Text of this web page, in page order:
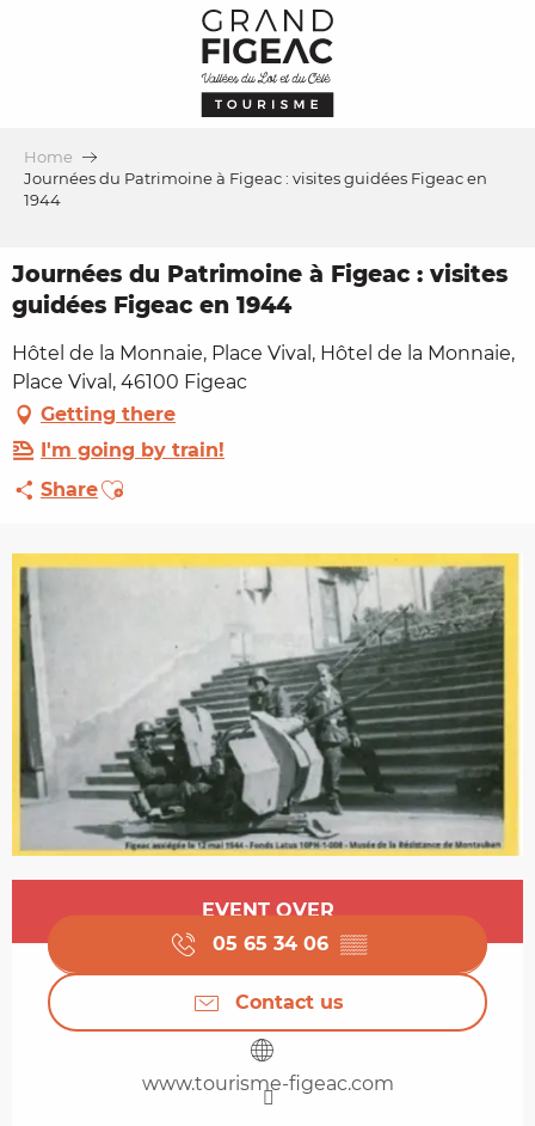
Home
Journées du Patrimoine à Figeac : visites guidées Figeac en
1944
Journées du Patrimoine à Figeac : visites
guidées Figeac en 1944
Hôtel de la Monnaie, Place Vival, Hôtel de la Monnaie,
Place Vival, 46100 Figeac
Getting there
I'm going by train!
ShareAjouter aux favoris
Opening hours & contact details
EVENT OVER
05 65 34 06 ▒▒
Contact us
www.tourisme-figeac.com